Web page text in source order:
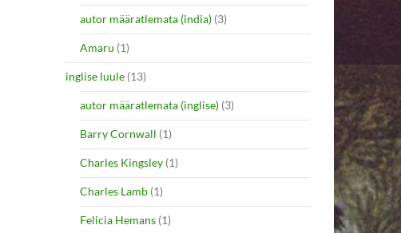
autor määratlemata (india) (3)
Amaru (1)
inglise luule (13)
autor määratlemata (inglise) (3)
Barry Cornwall (1)
Charles Kingsley (1)
Charles Lamb (1)
Felicia Hemans (1)